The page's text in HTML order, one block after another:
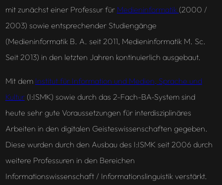
mit zunächst einer Professur für Medieninformatik (2000 /
2003) sowie entsprechender Studiengänge
(Medieninformatik B. A. seit 2011, Medieninformatik M. Sc.
Seit 2013) in den letzten Jahren kontinuierlich ausgebaut.
Mit dem Institut für Information und Medien, Sprache und
Kultur(I:ISMK) sowie durch das 2-Fach-BA-System sind
heute sehr gute Voraussetzungen für interdisziplinäres
Arbeiten in den digitalen Geisteswissenschaften gegeben.
Diese wurden durch den Ausbau des I:ISMK seit 2006 durch
weitere Professuren in den Bereichen
Informationswissenschaft / Informationslinguistik verstärkt.